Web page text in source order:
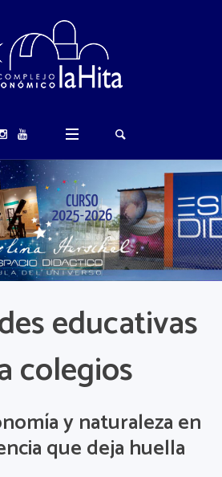
educativas
colegios
y naturaleza en
que deja huella